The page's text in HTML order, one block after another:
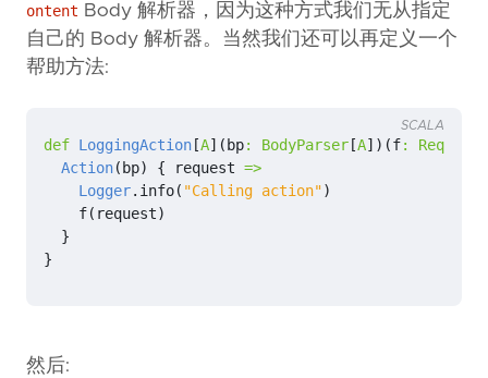
ontent Body 解析器，因为这种方式我们无从指定
自己的 Body 解析器。当然我们还可以再定义一个
帮助方法:
def LoggingAction [A]( bp: BodyParser [A])(f: Request
Action( bp) { request =>
Logger. info( "Calling action")
f( request)
}
}
SCALA
然后: